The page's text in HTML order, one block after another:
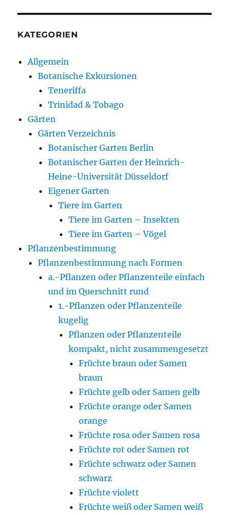
KATEGORIEN
Allgemein
Botanische Exkursionen
Teneriffa
Trinidad & Tobago
Gärten
Gärten Verzeichnis
Botanischer Garten Berlin
Botanischer Garten der Heinrich-
Heine-Universität Düsseldorf
Eigener Garten
Tiere im Garten
Tiere im Garten – Insekten
Tiere im Garten – Vögel
Pflanzenbestimmung
Pflanzenbestimmung nach Formen
a.-Pflanzen oder Pflanzenteile einfach
und im Querschnitt rund
1.-Pflanzen oder Pflanzenteile
kugelig
Pflanzen oder Pflanzenteile
kompakt, nicht zusammengesetzt
Früchte braun oder Samen
braun
Früchte gelb oder Samen gelb
Früchte orange oder Samen
orange
Früchte rosa oder Samen rosa
Früchte rot oder Samen rot
Früchte schwarz oder Samen
schwarz
Früchte violett
Früchte weiß oder Samen weiß